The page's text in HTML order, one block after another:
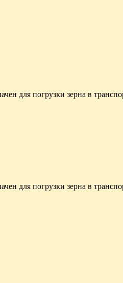
для погрузки зерна в
для погрузки зерна в